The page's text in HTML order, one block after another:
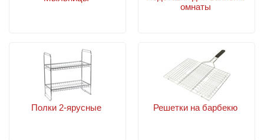
омнаты
Полки 2-ярусные Решетки на барбекю